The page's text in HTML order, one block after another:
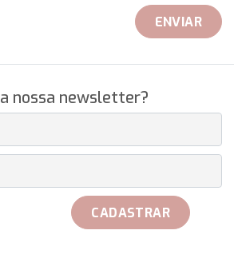
ENVIAR
nossa newsletter?
CADASTRAR